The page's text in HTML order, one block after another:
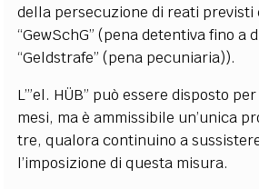
della persecuzione di reati previsti
“GewSchG” (pena detentiva fino a
“Geldstrafe” (pena pecuniaria)).
L’”el. HÜB” può essere disposto
mesi, ma è ammissibile un’unica
tre, qualora continuino a
l’imposizione di questa misura.